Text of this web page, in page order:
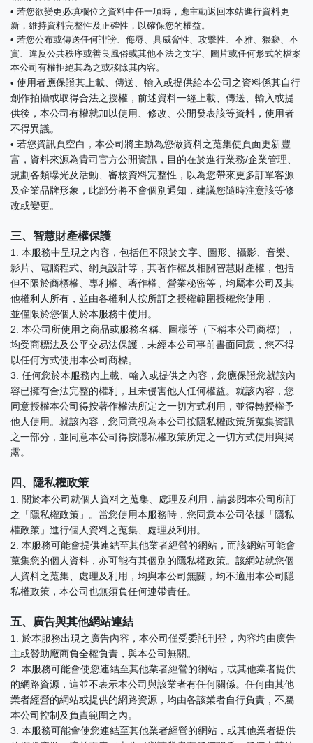
• 若您欲變更必填欄位之資料中任一項時，應主動返回本站進行資料更
新，維持資料完整性及正確性，以確保您的權益。
• 若您公布或傳送任何誹謗、侮辱、具威脅性、攻擊性、不雅、猥褻、不
實、違反公共秩序或善良風俗或其他不法之文字、圖片或任何形式的檔案
本公司有權拒絕其為之或移除其內容。
• 使用者應保證其上載、傳送、輸入或提供給本公司之資料係其自行
創作拍攝或取得合法之授權，前述資料一經上載、傳送、輸入或提
供後，本公司有權就加以使用、修改、公開發表該等資料，使用者
不得異議。
• 若您資訊頁空白，本公司將主動為您做資料之蒐集使頁面更新豐
富，資料來源為貴司官方公開資訊，目的在於進行業務/企業管理、
規劃各類曝光及活動、審核資料完整性，以為您帶來更多訂單客源
及企業品牌形象，此部分將不會個別通知，建議您隨時注意該等修
改或變更。
三、智慧財產權保護
1. 本服務中呈現之內容，包括但不限於文字、圖形、攝影、音樂、
影片、電腦程式、網頁設計等，其著作權及相關智慧財產權，包括
但不限於商標權、專利權、著作權、營業秘密等，均屬本公司及其
他權利人所有，並由各權利人按所訂之授權範圍授權您使用，
並僅限於您個人於本服務中使用。
2. 本公司所使用之商品或服務名稱、圖樣等（下稱本公司商標），
均受商標法及公平交易法保護，未經本公司事前書面同意，您不得
以任何方式使用本公司商標。
3. 任何您於本服務內上載、輸入或提供之內容，您應保證您就該內
容已擁有合法完整的權利，且未侵害他人任何權益。就該內容，您
同意授權本公司得按著作權法所定之一切方式利用，並得轉授權予
他人使用。就該內容，您同意視為本公司按隱私權政策所蒐集資訊
之一部分，並同意本公司得按隱私權政策所定之一切方式使用與揭
露。
四、隱私權政策
1. 關於本公司就個人資料之蒐集、處理及利用，請參閱本公司所訂
之「隱私權政策」。當您使用本服務時，您同意本公司依據「隱私
權政策」進行個人資料之蒐集、處理及利用。
2. 本服務可能會提供連結至其他業者經營的網站，而該網站可能會
蒐集您的個人資料，亦可能有其個別的隱私權政策。該網站就您個
人資料之蒐集、處理及利用，均與本公司無關，均不適用本公司隱
私權政策，本公司也無須負任何連帶責任。
五、廣告與其他網站連結
1. 於本服務出現之廣告內容，本公司僅受委託刊登，內容均由廣告
主或贊助廠商負全權負責，與本公司無關。
2. 本服務可能會使您連結至其他業者經營的網站，或其他業者提供
的網路資源，這並不表示本公司與該業者有任何關係。任何由其他
業者經營的網站或提供的網路資源，均由各該業者自行負責，不屬
本公司控制及負責範圍之內。
3. 本服務可能會使您連結至其他業者經營的網站，或其他業者提供